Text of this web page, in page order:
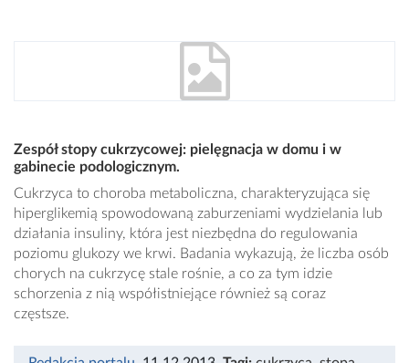
Zespół stopy cukrzycowej: pielęgnacja w domu i w
gabinecie podologicznym.
Cukrzyca to choroba metaboliczna, charakteryzująca się
hiperglikemią spowodowaną zaburzeniami wydzielania lub
działania insuliny, która jest niezbędna do regulowania
poziomu glukozy we krwi. Badania wykazują, że liczba osób
chorych na cukrzycę stale rośnie, a co za tym idzie
schorzenia z nią współistniejące również są coraz
częstsze.